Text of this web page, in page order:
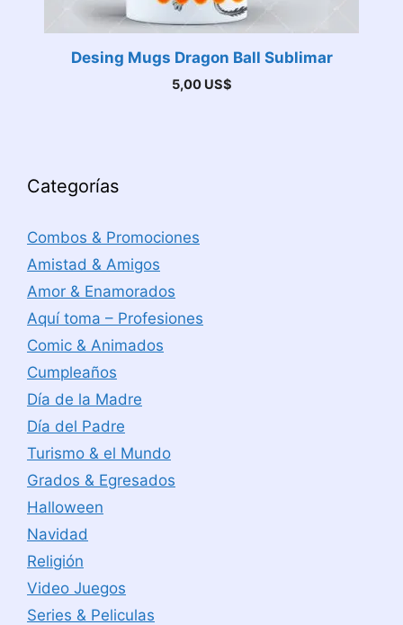
Desing Mugs Dragon Ball Sublimar
5,00 US$
Categorías
Combos & Promociones
Amistad & Amigos
Amor & Enamorados
Aquí toma – Profesiones
Comic & Animados
Cumpleaños
Día de la Madre
Día del Padre
Turismo & el Mundo
Grados & Egresados
Halloween
Navidad
Religión
Video Juegos
Series & Peliculas